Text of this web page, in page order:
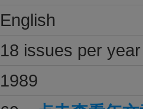
English
18 issues per year
1989